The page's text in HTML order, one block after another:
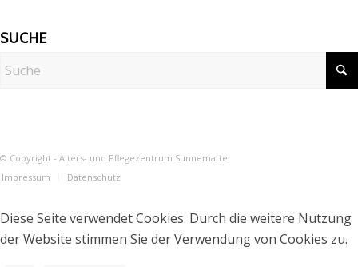
SUCHE
© Copyright - Alters- und Pflegezentrum Sunnematte
Impressum
Datenschutz
Diese Seite verwendet Cookies. Durch die weitere Nutzung
der Website stimmen Sie der Verwendung von Cookies zu.